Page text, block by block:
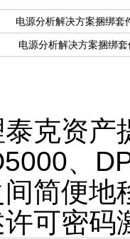
电源分析解决方案捆绑
电源分析解决方案捆绑
克资产
、
简便地
可密码